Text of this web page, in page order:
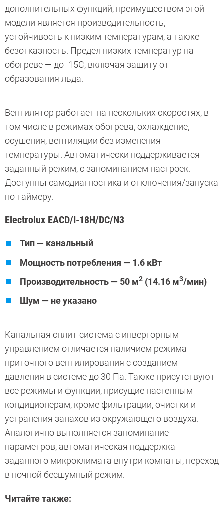
дополнительных функций, преимуществом этой
модели является производительность,
устойчивость к низким температурам, а также
безотказность. Предел низких температур на
обогреве — до -15С, включая защиту от
образования льда.
Вентилятор работает на нескольких скоростях, в
том числе в режимах обогрева, охлаждение,
осушения, вентиляции без изменения
температуры. Автоматически поддерживается
заданный режим, с запоминанием настроек.
Доступны самодиагностика и отключения/запуска
по таймеру.
Electrolux EACD/I-18H/DC/N3
Тип — канальный
Мощность потребления — 1.6 кВт
Производительность — 50 м2 (14.16 м3/мин)
Шум — не указано
Канальная сплит-система с инверторным
управлением отличается наличием режима
приточного вентилирования с созданием
давления в системе до 30 Па. Также присутствуют
все режимы и функции, присущие настенным
кондиционерам, кроме фильтрации, очистки и
устранения запахов из окружающего воздуха.
Аналогично выполняется запоминание
параметров, автоматическая поддержка
заданного микроклимата внутри комнаты, переход
в ночной бесшумный режим.
Читайте также: